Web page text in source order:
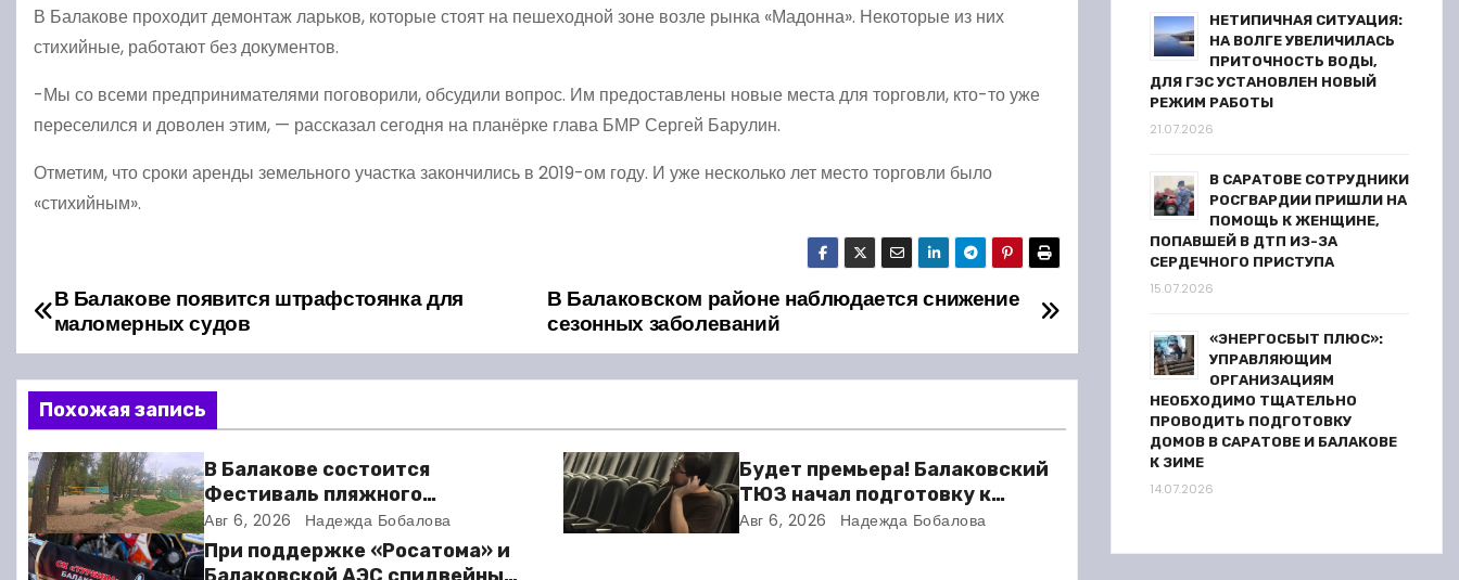
В Балакове проходит демонтаж ларьков, которые стоят на пешеходной зоне возле рынка «Мадонна». Некоторые из них
стихийные, работают без документов.
-Мы со всеми предпринимателями поговорили, обсудили вопрос. Им предоставлены новые места для торговли, кто-то уже
переселился и доволен этим, — рассказал сегодня на планёрке глава БМР Сергей Барулин.
Отметим, что сроки аренды земельного участка закончились в 2019-ом году. И уже несколько лет место торговли было
«стихийным».
Н
а
в
и
г
а
В Балаковском районе наблюдается снижение
сезонных заболеваний
В Балакове появится штрафстоянка для
маломерных судов
Похожая запись
В Балакове состоится
Фестиваль пляжного
волейбола
Авг 6, 2026 Надежда Бобалова
Будет премьера! Балаковский
ТЮЗ начал подготовку к
новому театральному сезону
Авг 6, 2026 Надежда Бобалова
При поддержке «Росатома» и
НЕТИПИЧНАЯ СИТУАЦИЯ:
НА ВОЛГЕ УВЕЛИЧИЛАСЬ
ПРИТОЧНОСТЬ ВОДЫ,
ДЛЯ ГЭС УСТАНОВЛЕН НОВЫЙ
РЕЖИМ РАБОТЫ
21.07.2026
В САРАТОВЕ СОТРУДНИКИ
РОСГВАРДИИ ПРИШЛИ НА
ПОМОЩЬ К ЖЕНЩИНЕ,
ПОПАВШЕЙ В ДТП ИЗ-ЗА
СЕРДЕЧНОГО ПРИСТУПА
15.07.2026
«ЭНЕРГОСБЫТ ПЛЮС»:
УПРАВЛЯЮЩИМ
ОРГАНИЗАЦИЯМ
НЕОБХОДИМО ТЩАТЕЛЬНО
ПРОВОДИТЬ ПОДГОТОВКУ
ДОМОВ В САРАТОВЕ И БАЛАКОВЕ
К ЗИМЕ
14.07.2026